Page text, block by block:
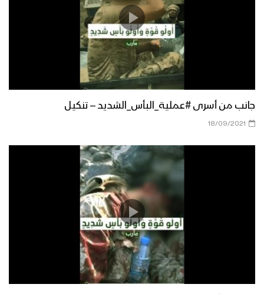
جانب من أسرى #عملية_البأس_الشديد – تنكيل
18/09/2021